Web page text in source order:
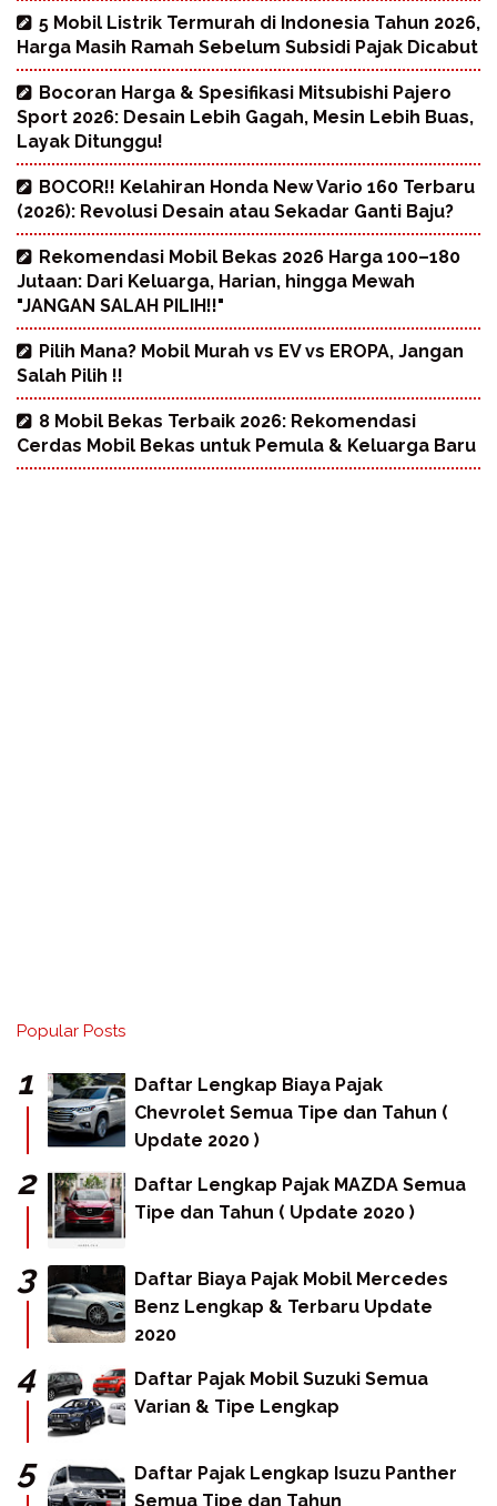
5 Mobil Listrik Termurah di Indonesia Tahun 2026,
Harga Masih Ramah Sebelum Subsidi Pajak Dicabut
Bocoran Harga & Spesifikasi Mitsubishi Pajero
Sport 2026: Desain Lebih Gagah, Mesin Lebih Buas,
Layak Ditunggu!
BOCOR!! Kelahiran Honda New Vario 160 Terbaru
(2026): Revolusi Desain atau Sekadar Ganti Baju?
Rekomendasi Mobil Bekas 2026 Harga 100–180
Jutaan: Dari Keluarga, Harian, hingga Mewah
"JANGAN SALAH PILIH!!"
Pilih Mana? Mobil Murah vs EV vs EROPA, Jangan
Salah Pilih !!
8 Mobil Bekas Terbaik 2026: Rekomendasi
Cerdas Mobil Bekas untuk Pemula & Keluarga Baru
Popular Posts
Daftar Lengkap Biaya Pajak
Chevrolet Semua Tipe dan Tahun (
Update 2020 )
Daftar Lengkap Pajak MAZDA Semua
Tipe dan Tahun ( Update 2020 )
Daftar Biaya Pajak Mobil Mercedes
Benz Lengkap & Terbaru Update
2020
Daftar Pajak Mobil Suzuki Semua
Varian & Tipe Lengkap
Daftar Pajak Lengkap Isuzu Panther
Semua Tipe dan Tahun